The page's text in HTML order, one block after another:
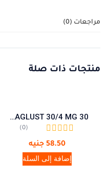
مراجعات (0)
منتجات ذات صلة
AMAGLUST 30/4 MG 30
(0)
58.50 جنيه
إضافة إلى السلة